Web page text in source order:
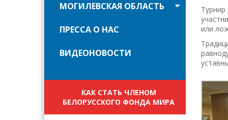
МОГИЛЕВСКАЯ ОБЛАСТЬ
ПРЕССА О НАС
ВИДЕОНОВОСТИ
КАК СТАТЬ ЧЛЕНОМ
БЕЛОРУССКОГО ФОНДА МИРА
или